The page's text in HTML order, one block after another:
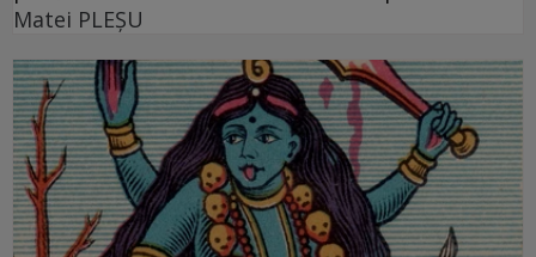
Matei PLEŞU